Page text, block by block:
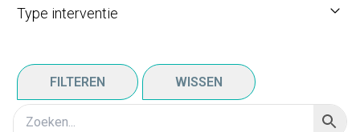
Type interventie
FILTEREN WISSEN